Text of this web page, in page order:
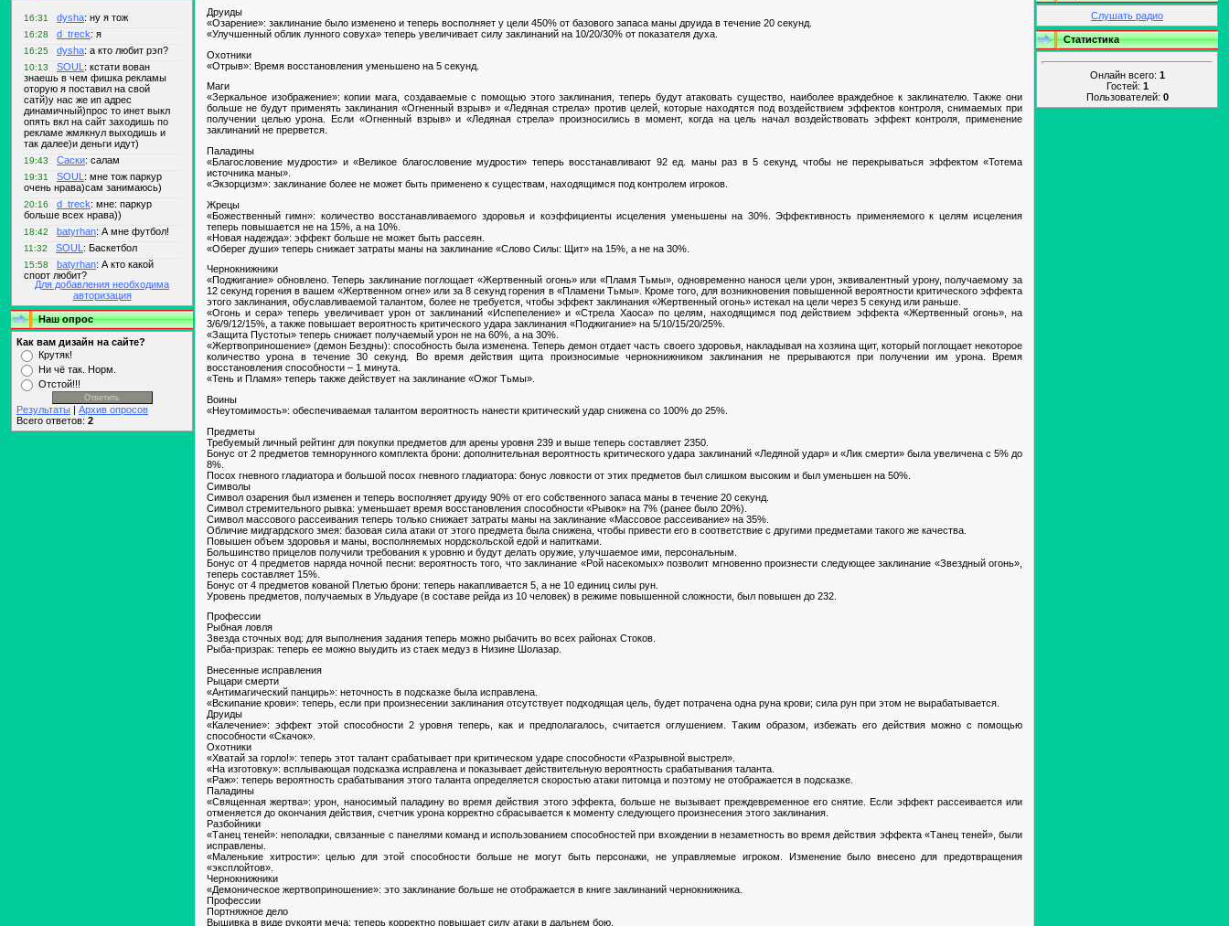
Для добавления необходима
авторизация
Наш опрос
Как вам дизайн на сайте?
Крутяк!
Ни чё так. Норм.
Отстой!!!
Результаты | Архив опросов
Всего ответов: 2
Друиды
«Озарение»: заклинание было изменено и теперь восполняет у цели 450% от базового запаса маны друида в течение 20 секунд.
«Улучшенный облик лунного совуха» теперь увеличивает силу заклинаний на 10/20/30% от показателя духа.
Охотники
«Отрыв»: Время восстановления уменьшено на 5 секунд.
Маги
«Зеркальное изображение»: копии мага, создаваемые с помощью этого заклинания, теперь будут атаковать существо, наиболее враждебное к заклинателю. Также они
больше не будут применять заклинания «Огненный взрыв» и «Ледяная стрела» против целей, которые находятся под воздействием эффектов контроля, снимаемых при
получении целью урона. Если «Огненный взрыв» и «Ледяная стрела» произносились в момент, когда на цель начал воздействовать эффект контроля, применение
заклинаний не прервется.
Паладины
«Благословение мудрости» и «Великое благословение мудрости» теперь восстанавливают 92 ед. маны раз в 5 секунд, чтобы не перекрываться эффектом «Тотема
источника маны».
«Экзорцизм»: заклинание более не может быть применено к существам, находящимся под контролем игроков.
Жрецы
«Божественный гимн»: количество восстанавливаемого здоровья и коэффициенты исцеления уменьшены на 30%. Эффективность применяемого к целям исцеления
теперь повышается не на 15%, а на 10%.
«Новая надежда»: эффект больше не может быть рассеян.
«Оберег души» теперь снижает затраты маны на заклинание «Слово Силы: Щит» на 15%, а не на 30%.
Чернокнижники
«Поджигание» обновлено. Теперь заклинание поглощает «Жертвенный огонь» или «Пламя Тьмы», одновременно нанося цели урон, эквивалентный урону, получаемому за
12 секунд горения в вашем «Жертвенном огне» или за 8 секунд горения в «Пламени Тьмы». Кроме того, для возникновения повышенной вероятности критического эффекта
этого заклинания, обуславливаемой талантом, более не требуется, чтобы эффект заклинания «Жертвенный огонь» истекал на цели через 5 секунд или раньше.
«Огонь и сера» теперь увеличивает урон от заклинаний «Испепеление» и «Стрела Хаоса» по целям, находящимся под действием эффекта «Жертвенный огонь», на
3/6/9/12/15%, а также повышает вероятность критического удара заклинания «Поджигание» на 5/10/15/20/25%.
«Защита Пустоты» теперь снижает получаемый урон не на 60%, а на 30%.
«Жертвоприношение» (демон Бездны): способность была изменена. Теперь демон отдает часть своего здоровья, накладывая на хозяина щит, который поглощает некоторое
количество урона в течение 30 секунд. Во время действия щита произносимые чернокнижником заклинания не прерываются при получении им урона. Время
восстановления способности – 1 минута.
«Тень и Пламя» теперь также действует на заклинание «Ожог Тьмы».
Воины
«Неутомимость»: обеспечиваемая талантом вероятность нанести критический удар снижена со 100% до 25%.
Предметы
Требуемый личный рейтинг для покупки предметов для арены уровня 239 и выше теперь составляет 2350.
Бонус от 2 предметов темнорунного комплекта брони: дополнительная вероятность критического удара заклинаний «Ледяной удар» и «Лик смерти» была увеличена с 5% до
8%.
Посох гневного гладиатора и большой посох гневного гладиатора: бонус ловкости от этих предметов был слишком высоким и был уменьшен на 50%.
Символы
Символ озарения был изменен и теперь восполняет друиду 90% от его собственного запаса маны в течение 20 секунд.
Символ стремительного рывка: уменьшает время восстановления способности «Рывок» на 7% (ранее было 20%).
Символ массового рассеивания теперь только снижает затраты маны на заклинание «Массовое рассеивание» на 35%.
Обличие мидгардского змея: базовая сила атаки от этого предмета была снижена, чтобы привести его в соответствие с другими предметами такого же качества.
Повышен объем здоровья и маны, восполняемых нордскольской едой и напитками.
Большинство прицелов получили требования к уровню и будут делать оружие, улучшаемое ими, персональным.
Бонус от 4 предметов наряда ночной песни: вероятность того, что заклинание «Рой насекомых» позволит мгновенно произнести следующее заклинание «Звездный огонь»,
теперь составляет 15%.
Бонус от 4 предметов кованой Плетью брони: теперь накапливается 5, а не 10 единиц силы рун.
Уровень предметов, получаемых в Ульдуаре (в составе рейда из 10 человек) в режиме повышенной сложности, был повышен до 232.
Профессии
Рыбная ловля
Звезда сточных вод: для выполнения задания теперь можно рыбачить во всех районах Стоков.
Рыба-призрак: теперь ее можно выудить из стаек медуз в Низине Шолазар.
Внесенные исправления
Рыцари смерти
«Антимагический панцирь»: неточность в подсказке была исправлена.
«Вскипание крови»: теперь, если при произнесении заклинания отсутствует подходящая цель, будет потрачена одна руна крови; сила рун при этом не вырабатывается.
Друиды
«Калечение»: эффект этой способности 2 уровня теперь, как и предполагалось, считается оглушением. Таким образом, избежать его действия можно с помощью
способности «Скачок».
Охотники
«Хватай за горло!»: теперь этот талант срабатывает при критическом ударе способности «Разрывной выстрел».
«На изготовку»: всплывающая подсказка исправлена и показывает действительную вероятность срабатывания таланта.
«Раж»: теперь вероятность срабатывания этого таланта определяется скоростью атаки питомца и поэтому не отображается в подсказке.
Паладины
«Священная жертва»: урон, наносимый паладину во время действия этого эффекта, больше не вызывает преждевременное его снятие. Если эффект рассеивается или
отменяется до окончания действия, счетчик урона корректно сбрасывается к моменту следующего произнесения этого заклинания.
Разбойники
«Танец теней»: неполадки, связанные с панелями команд и использованием способностей при вхождении в незаметность во время действия эффекта «Танец теней», были
исправлены.
«Маленькие хитрости»: целью для этой способности больше не могут быть персонажи, не управляемые игроком. Изменение было внесено для предотвращения
«эксплойтов».
Чернокнижники
«Демоническое жертвоприношение»: это заклинание больше не отображается в книге заклинаний чернокнижника.
Профессии
Портняжное дело
Вышивка в виде рукояти меча: теперь корректно повышает силу атаки в дальнем бою.
Слушать радио
Статистика
Онлайн всего: 1
Гостей: 1
Пользователей: 0